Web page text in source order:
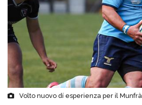
Volto nuovo dí esperienza per il Munfrà